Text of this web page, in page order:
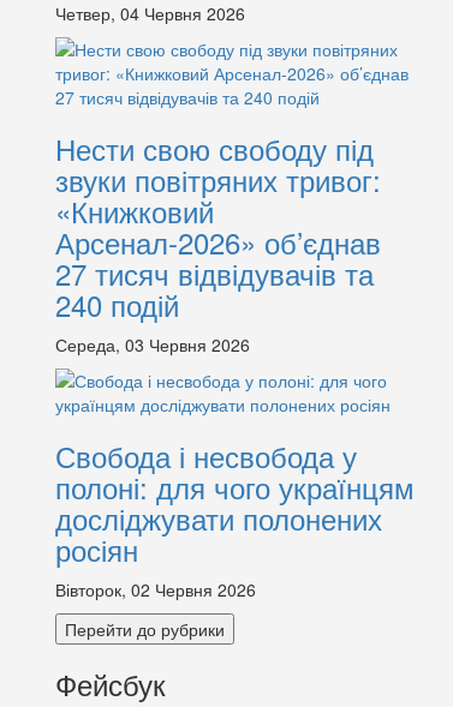
Четвер, 04 Червня 2026
Нести свою свободу під
звуки повітряних тривог:
«Книжковий
Арсенал-2026» об’єднав
27 тисяч відвідувачів та
240 подій
Середа, 03 Червня 2026
Свобода і несвобода у
полоні: для чого українцям
досліджувати полонених
росіян
Вівторок, 02 Червня 2026
Перейти до рубрики
Фейсбук